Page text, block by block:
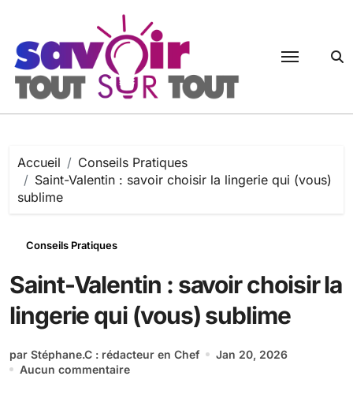
contenu
Accueil
Conseils Pratiques
Saint-Valentin : savoir choisir la lingerie qui (vous)
sublime
Conseils Pratiques
Saint-Valentin : savoir choisir la
lingerie qui (vous) sublime
par Stéphane.C : rédacteur en Chef
Jan 20, 2026
Aucun commentaire